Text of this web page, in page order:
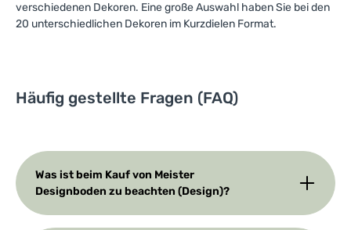
verschiedenen Dekoren. Eine große Auswahl haben Sie bei den
20 unterschiedlichen Dekoren im Kurzdielen Format.
Häufig gestellte Fragen (FAQ)
Was ist beim Kauf von Meister
Designboden zu beachten (Design)?